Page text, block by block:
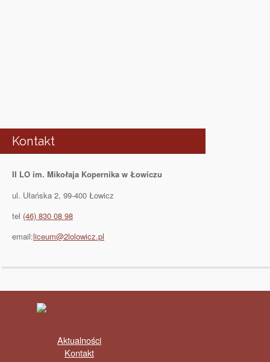
Kontakt
II LO im. Mikołaja Kopernika w Łowiczu
ul. Ułańska 2, 99-400 Łowicz
tel (46) 830 08 98
email:liceum@2lolowicz.pl
Aktualności
Kontakt